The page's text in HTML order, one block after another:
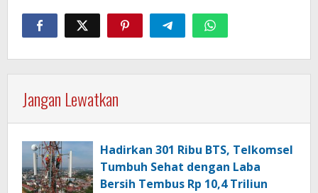
Jangan Lewatkan
Hadirkan 301 Ribu BTS, Telkomsel
Tumbuh Sehat dengan Laba
Bersih Tembus Rp 10,4 Triliun